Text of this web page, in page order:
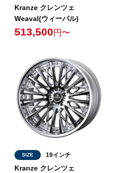
Kranze クレンツェ
Weaval(ウィーバル)
513,500 円〜
SIZE 19インチ
Kranze クレンツェ